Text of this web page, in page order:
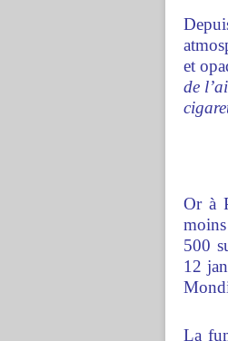
et
de
Or à
500
12
La